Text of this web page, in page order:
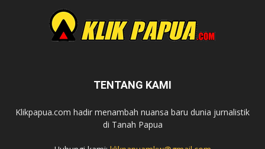
TENTANG KAMI
Klikpapua.com hadir menambah nuansa baru dunia jurnalistik
di Tanah Papua